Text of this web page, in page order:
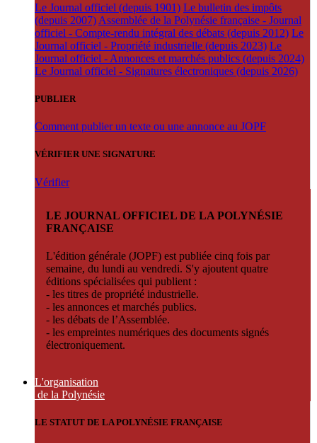
Le Journal officiel (depuis 1901) Le bulletin des impôts
(depuis 2007) Assemblée de la Polynésie française - Journal
officiel - Compte-rendu intégral des débats (depuis 2012) Le
Journal officiel - Propriété industrielle (depuis 2023) Le
Journal officiel - Annonces et marchés publics (depuis 2024)
Le Journal officiel - Signatures électroniques (depuis 2026)
PUBLIER
Comment publier un texte ou une annonce au JOPF
VÉRIFIER UNE SIGNATURE
Vérifier
LE JOURNAL OFFICIEL DE LA POLYNÉSIE
FRANÇAISE
L'édition générale (JOPF) est publiée cinq fois par
semaine, du lundi au vendredi. S'y ajoutent quatre
éditions spécialisées qui publient :
- les titres de propriété industrielle.
- les annonces et marchés publics.
- les débats de l’Assemblée.
- les empreintes numériques des documents signés
électroniquement.
L'organisation
de la Polynésie
LE STATUT DE LA POLYNÉSIE FRANÇAISE